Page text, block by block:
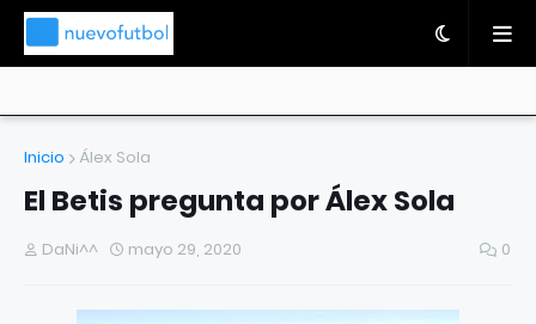
Inicio Álex Sola
El Betis pregunta por Álex Sola
DaNi^^ mayo 29, 2020 0